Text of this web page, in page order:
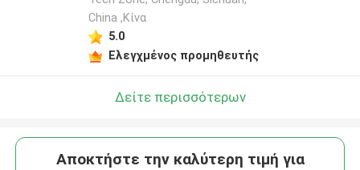
China ,Κίνα
5.0
Ελεγχμένος προμηθευτής
Δείτε περισσότερων
Αποκτήστε την καλύτερη τιμή για